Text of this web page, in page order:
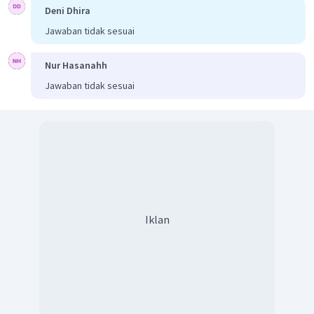
Deni Dhira
Jawaban tidak sesuai
Nur Hasanahh
Jawaban tidak sesuai
Iklan